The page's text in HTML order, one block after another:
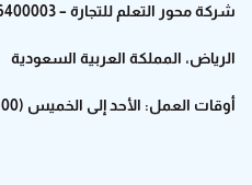
شركة محور التعلم للتجارة – 311279646400003
الرياض، المملكة العربية السعودية
أوقات العمل: الأحد إلى الخميس (09:00 – 16:00)